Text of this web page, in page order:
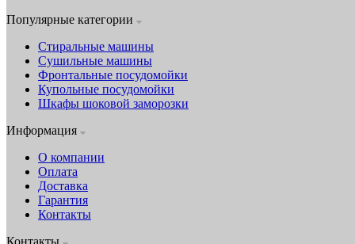
Популярные категории
Стиральные машины
Сушильные машины
Фронтальные посудомойки
Купольные посудомойки
Шкафы шоковой заморозки
Информация
О компании
Оплата
Доставка
Гарантия
Контакты
Контакты